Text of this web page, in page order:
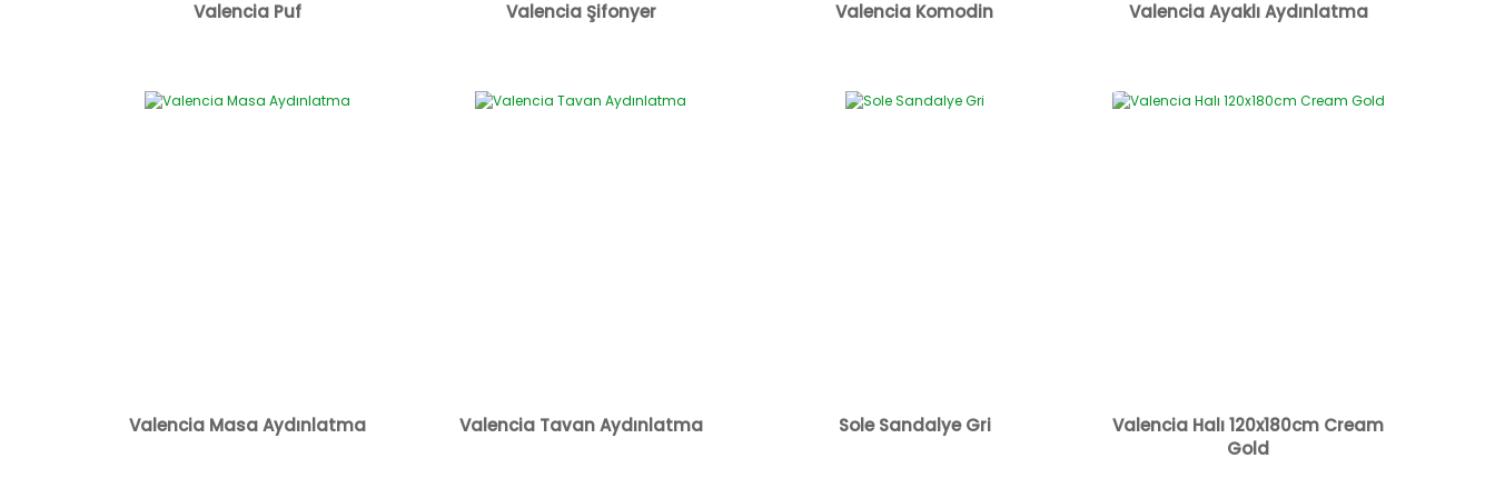
Valencia Puf Valencia Şifonyer Valencia Komodin Valencia Ayaklı Aydınlatma
Valencia Masa Aydınlatma Valencia Tavan Aydınlatma Sole Sandalye Gri
Valencia Halı 120x180cm Cream
Gold